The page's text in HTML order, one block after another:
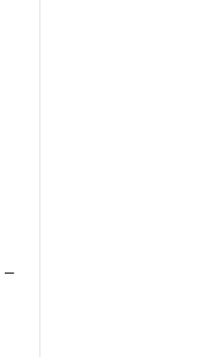
–